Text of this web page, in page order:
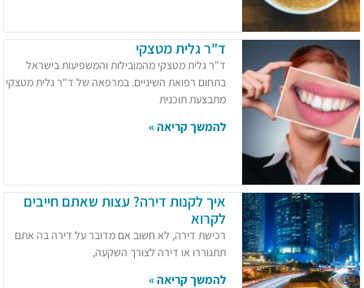
ד"ר גלית מטצקי
ד"ר גלית מטצקי מהמובילות והמשפיעות בישראל
בתחום רפואת השיניים. במרפאה של ד"ר גלית מטצקי
מתבצעת תוכנית
להמשך קריאה »
איך לקנות דירה? עצות שאתם חייבים
לקרוא
רכישת דירה, לא חשוב אם מדובר על דירה בה אתם
תתגוררו או דירה לצורך השקעה,
להמשך קריאה »